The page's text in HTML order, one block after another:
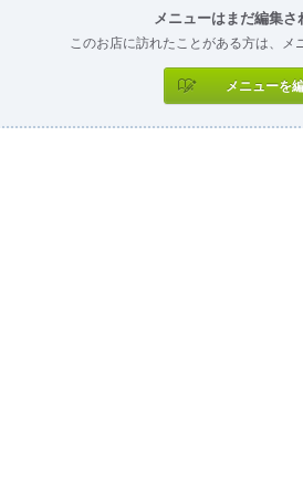
メニューはまだ編集さ
このお店に訪れたことがある方は、メ
メニューを